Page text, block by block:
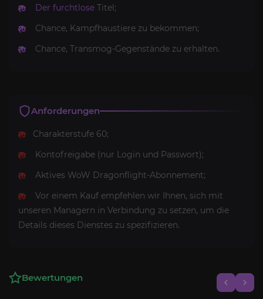
Der furchtlose Titel;
Chance, Kampfhaustiere zu bekommen;
Chance, Transmog-Gegenstände zu erhalten.
Anforderungen
Charakterstufe 60;
Kontofreigabe (nur Login und Passwort);
Aktives WoW Dragonflight-Abonnement;
Vor einem Kauf empfehlen wir Ihnen, sich mit
unseren Managern in Verbindung zu setzen, um die
Details dieses Dienstes zu spezifizieren.
Bewertungen